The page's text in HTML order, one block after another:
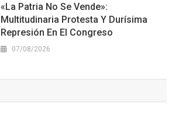
«La Patria No Se Vende»:
Multitudinaria Protesta Y Durísima
Represión En El Congreso
07/08/2026